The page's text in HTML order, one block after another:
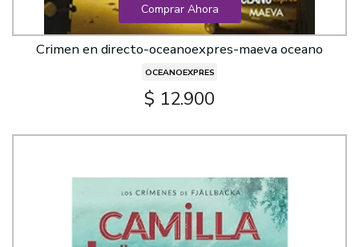
Comprar Ahora
Crimen en directo-oceanoexpres-maeva oceano
OCEANOEXPRES
$ 12.900